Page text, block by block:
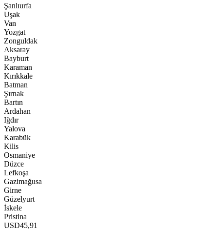
Şanlıurfa
Uşak
Van
Yozgat
Zonguldak
Aksaray
Bayburt
Karaman
Kırıkkale
Batman
Şırnak
Bartın
Ardahan
Iğdır
Yalova
Karabük
Kilis
Osmaniye
Düzce
Lefkoşa
Gazimağusa
Girne
Güzelyurt
İskele
Pristina
USD45,91